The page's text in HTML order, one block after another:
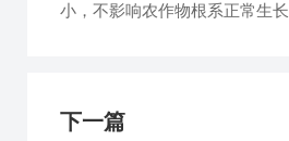
小，不影响农作物根系正常生长
下一篇